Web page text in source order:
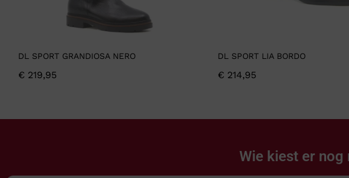
DL SPORT GRANDIOSA NERO
€ 219,95
DL SPORT LIA BORDO
€ 214,95
Wie kiest er nog